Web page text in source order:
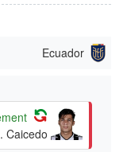
Ecuador
Caicedo